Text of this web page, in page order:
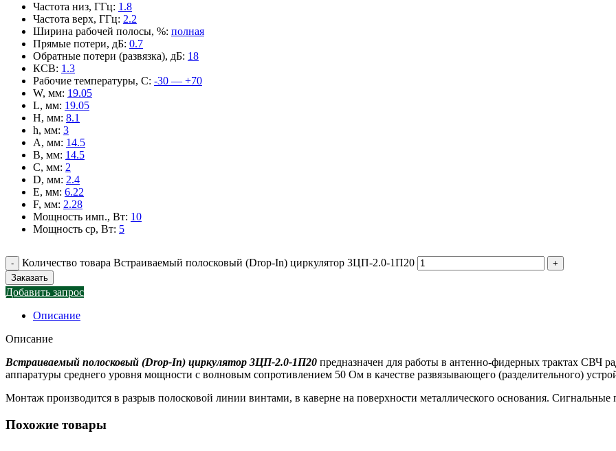
Частота низ, ГГц: 1.8
Частота верх, ГГц: 2.2
Ширина рабочей полосы, %: полная
Прямые потери, дБ: 0.7
Обратные потери (развязка), дБ: 18
КСВ: 1.3
Рабочие температуры, С: -30 — +70
W, мм: 19.05
L, мм: 19.05
H, мм: 8.1
h, мм: 3
A, мм: 14.5
B, мм: 14.5
C, мм: 2
D, мм: 2.4
E, мм: 6.22
F, мм: 2.28
Мощность имп., Вт: 10
Мощность ср, Вт: 5
Количество товара Встраиваемый полосковый (Drop-In) циркулятор 3ЦП-2.0-1П20
Заказать
Добавить запрос
Описание
Описание
Встраиваемый полосковый (Drop-In) циркулятор 3ЦП-2.0-1П20 предназначен для работы в антенно-фидерных трактах СВЧ
аппаратуры среднего уровня мощности с волновым сопротивлением 50 Ом в качестве развязывающего (разделительного)
Монтаж производится в разрыв полосковой линии винтами, в каверне на поверхности металлического основания.
Похожие товары